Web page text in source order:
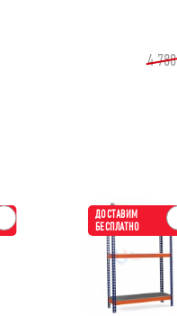
4 788
ДОСТАВИМ
БЕСПЛАТНО